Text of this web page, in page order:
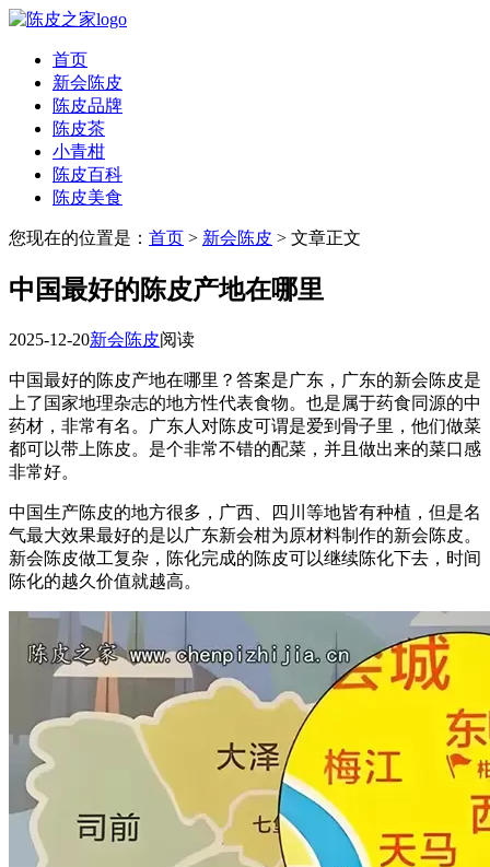
首页
新会陈皮
陈皮品牌
陈皮茶
小青柑
陈皮百科
陈皮美食
您现在的位置是： 首页 > 新会陈皮 > 文章正文
中国最好的陈皮产地在哪里
2025-12-20新会陈皮阅读
中国最好的陈皮产地在哪里？答案是广东，广东的新会陈皮是
上了国家地理杂志的地方性代表食物。也是属于药食同源的中
药材，非常有名。广东人对陈皮可谓是爱到骨子里，他们做菜
都可以带上陈皮。是个非常不错的配菜，并且做出来的菜口感
非常好。
中国生产陈皮的地方很多，广西、四川等地皆有种植，但是名
气最大效果最好的是以广东新会柑为原材料制作的新会陈皮。
新会陈皮做工复杂，陈化完成的陈皮可以继续陈化下去，时间
陈化的越久价值就越高。